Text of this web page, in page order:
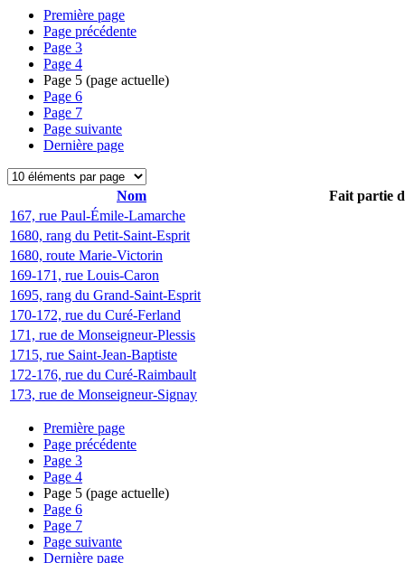
Première page
Page précédente
Page 3
Page 4
Page 5 (page actuelle)
Page 6
Page 7
Page suivante
Dernière page
Nom
Fait partie
167, rue Paul-Émile-Lamarche
1680, rang du Petit-Saint-Esprit
1680, route Marie-Victorin
169-171, rue Louis-Caron
1695, rang du Grand-Saint-Esprit
170-172, rue du Curé-Ferland
171, rue de Monseigneur-Plessis
1715, rue Saint-Jean-Baptiste
172-176, rue du Curé-Raimbault
173, rue de Monseigneur-Signay
Première page
Page précédente
Page 3
Page 4
Page 5 (page actuelle)
Page 6
Page 7
Page suivante
Dernière page